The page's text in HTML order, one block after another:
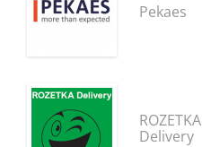
Pekaes
ROZETKA
Delivery